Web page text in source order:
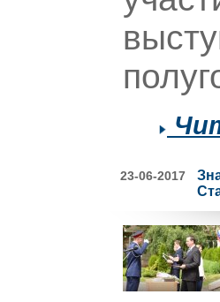
23-06-2017